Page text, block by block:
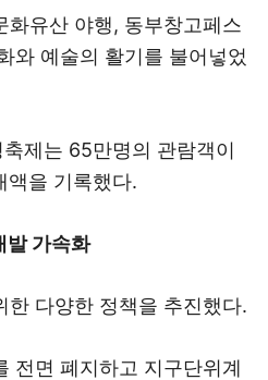
화유산 야행, 동부창고페스
와 예술의 활기를 불어넣었
제는 65만명의 관람객이
액을 기록했다.
가속화
한 다양한 정책을 추진했다.
전면 폐지하고 지구단위계